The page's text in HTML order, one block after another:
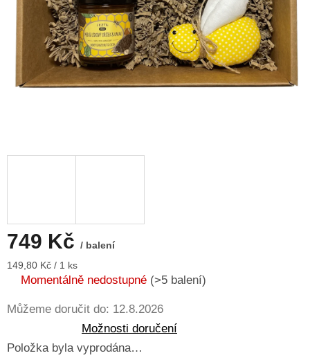
749 Kč / balení
Měrná
cena:
149,80 Kč / 1 ks
Momentálně nedostupné (>5 balení)
Můžeme doručit do: 12.8.2026
Možnosti doručení
Položka byla vyprodána…